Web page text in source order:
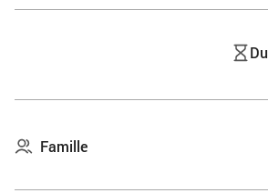
Kasuga aux 2 000 lanternes de pierre.
Kyoto